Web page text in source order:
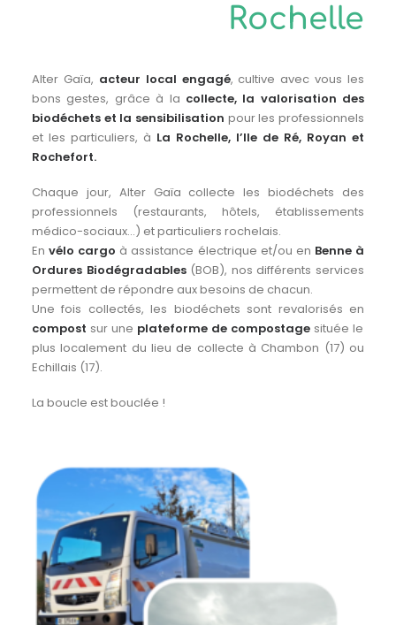
Rochelle
Alter Gaïa, acteur local engagé, cultive avec vous les
bons gestes, grâce à la collecte, la valorisation des
biodéchets et la sensibilisation pour les professionnels
et les particuliers, à La Rochelle, l’Ile de Ré, Royan et
Rochefort.
Chaque jour, Alter Gaïa collecte les biodéchets des
professionnels (restaurants, hôtels, établissements
médico-sociaux…) et particuliers rochelais.
Envélo cargo à assistance électrique et/ou en Benne à
Ordures Biodégradables(BOB), nos différents services
permettent de répondre aux besoins de chacun.
Une fois collectés, les biodéchets sont revalorisés en
compost sur une plateforme de compostage située le
plus localement du lieu de collecte à Chambon (17) ou
Echillais (17).
La boucle est bouclée !